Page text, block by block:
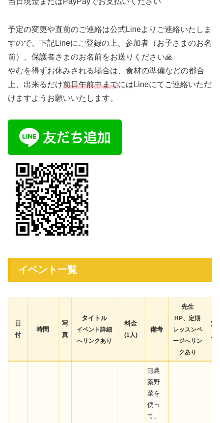
予定の変更や直前のご連絡は公式Lineよりご連絡いたしま
すので、下記Lineにご登録の上、参加者（お子さまのお名
前）、保護者さまのお名前をお送りください🙏
やむを得ずお休みされる場合は、食材の準備などの都合
上、出来るだけ前日午前中までにはLineにてご連絡いただ
けますようお願いいたします。
イベント一覧
日
付
時間
写
真
タイトル
イベント詳細
へリンクあり
料金
(1人)
備考
先生
HP、定期
レッスンペ
ージへリン
クあり
定
員
無農
薬野
菜を
使っ
て、